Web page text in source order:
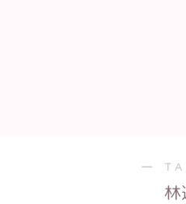
―
林